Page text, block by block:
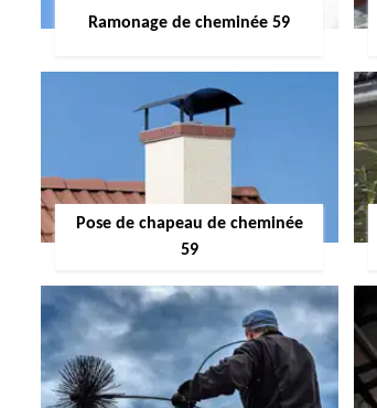
Ramonage de cheminée 59
Pose de chapeau de cheminée
59